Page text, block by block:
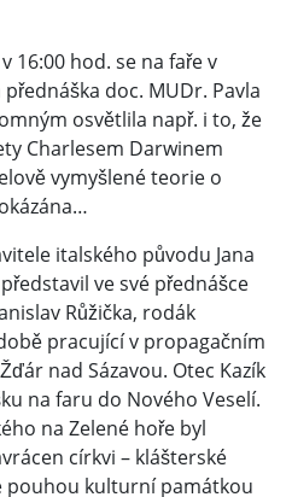
16:00 hod. se na faře v
doc. MUDr. Pavla
osvětlila např. i to, že
Charlesem Darwinem
vymyšlené teorie o
italského původu Jana
ve své přednášce
Růžička, rodák
pracující v propagačním
nad Sázavou. Otec Kazík
na faru do Nového Veselí.
na Zelené hoře byl
církvi – klášterské
pouhou kulturní památkou